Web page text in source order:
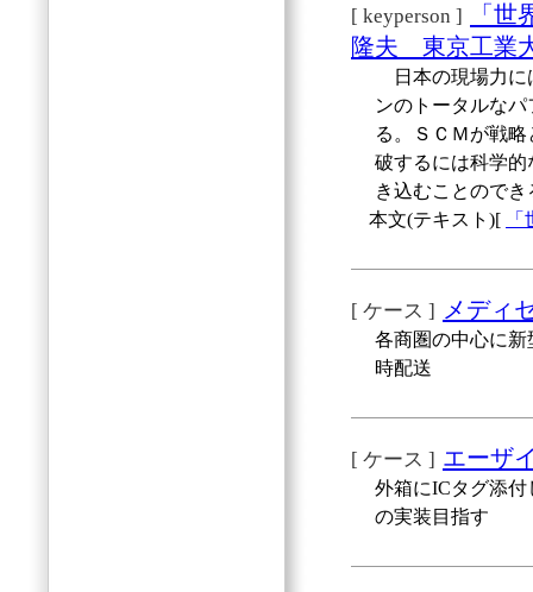
[ keyperson ]
「
隆夫 東京工業
日本の現場力に
ンのトータルな
る。ＳＣＭが戦
破するには科学
き込むことので
本文(テキスト)[
[ ケース ] メディ
各商圏の中心に新
時配送
[ ケース ] エーザ
外箱にICタグ添
の実装目指す